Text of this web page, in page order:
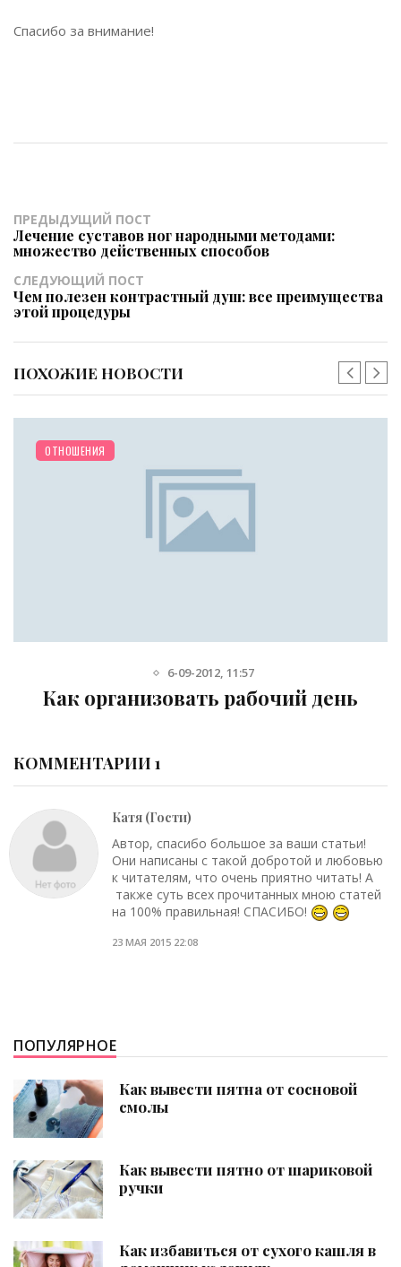
Спасибо за внимание!
ПРЕДЫДУЩИЙ ПОСТ
Лечение суставов ног народными методами:
множество действенных способов
СЛЕДУЮЩИЙ ПОСТ
Чем полезен контрастный душ: все преимущества
этой процедуры
ПОХОЖИЕ НОВОСТИ
ДОМ
11-08-2013, 14:00
Как вывести пятно от кофе с
КОММЕНТАРИИ 1
Катя (Гости)
Автор, спасибо большое за ваши статьи!
Они написаны с такой добротой и любовью
к читателям, что очень приятно читать! А
также суть всех прочитанных мною статей
на 100% правильная! СПАСИБО!
23 МАЯ 2015 22:08
ПОПУЛЯРНОЕ
Как вывести пятна от сосновой
смолы
Как вывести пятно от шариковой
ручки
Как избавиться от сухого кашля в